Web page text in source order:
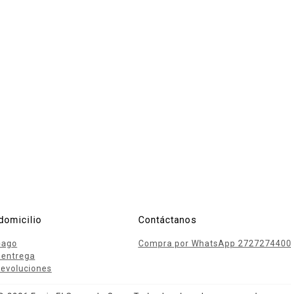
Contáctanos
Compra por WhatsApp 2727274400